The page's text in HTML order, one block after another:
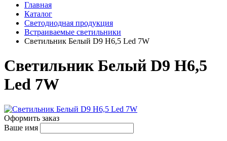
Главная
Каталог
Светодиодная продукция
Встраиваемые светильники
Светильник Белый D9 H6,5 Led 7W
Светильник Белый D9 H6,5
Led 7W
Оформить заказ
Ваше имя